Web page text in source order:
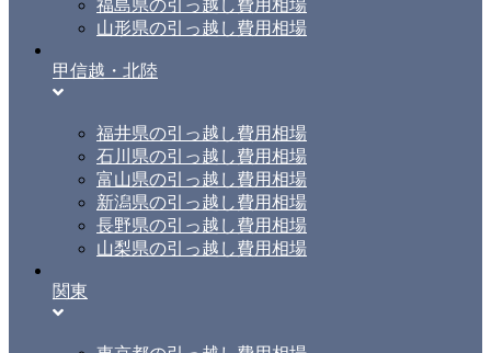
福島県の引っ越し費用相場
山形県の引っ越し費用相場
甲信越・北陸
福井県の引っ越し費用相場
石川県の引っ越し費用相場
富山県の引っ越し費用相場
新潟県の引っ越し費用相場
長野県の引っ越し費用相場
山梨県の引っ越し費用相場
関東